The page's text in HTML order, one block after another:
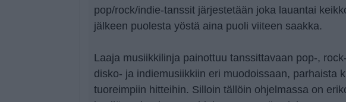
pop/rock/indie-tanssit järjestetään joka lauantai
jälkeen puolesta yöstä aina puoli viiteen saakka.
Laaja musiikkilinja painottuu tanssittavaan pop-,
disko- ja indiemusiikkiin eri muodoissaan, parhaista
tuoreimpiin hitteihin. Silloin tällöin ohjelmassa on